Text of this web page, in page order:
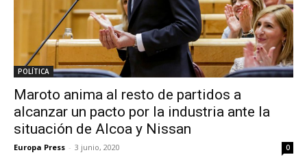
POLÍTICA
Maroto anima al resto de partidos a
alcanzar un pacto por la industria ante la
situación de Alcoa y Nissan
Europa Press - 3 junio, 2020 0